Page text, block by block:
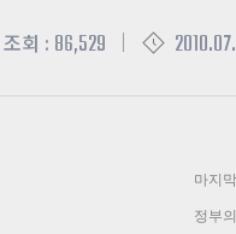
조회 : 86,529
마지
정부